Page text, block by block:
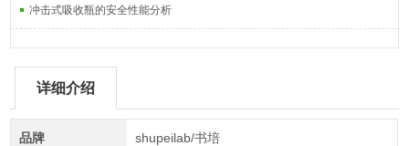
冲击式吸收瓶的安全性能分析
详细介绍
品牌 shupeilab/书培